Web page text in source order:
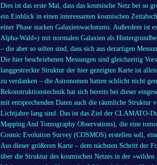
Dies ist das erste Mal, dass das kosmische Netz bei
ein Einblick in einen interessanten kosmischen
einer Phase starken Galaxienwachstums. Außerdem ist
Alpha-Wald«) mit normalen Galaxien als
– die aber so selten sind, dass sich aus derartigen
Die hier beschriebenen Messungen sind gleichzeitig
langgestreckte Struktur der hier gezeigten Karte ist
zu verdanken – die Astronomen hatten schlicht nicht
Rekonstruktionstechnik hat sich bereits bei dieser
mit entsprechenden Daten auch die räumliche
Lichtjahre lang sind. Das ist das Ziel der CLAMATO-
Mapping And Tomography Observations), die eine
Cosmic Evolution Survey (COSMOS) erstellen soll,
Aus dieser größeren Karte – dem nächsten Schritt der
über die Struktur des kosmischen Netzes in der